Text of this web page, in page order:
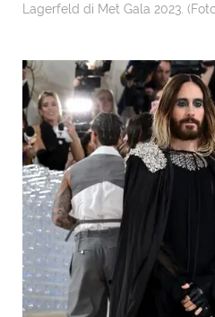
Lagerfeld di Met Gala 2023.